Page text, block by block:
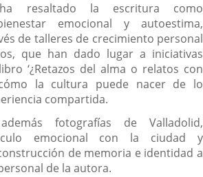
resaltado la escritura como
emocional y autoestima,
de talleres de crecimiento personal
que han dado lugar a iniciativas
‘¿Retazos del alma o relatos con
la cultura puede nacer de lo
compartida.
fotografías de Valladolid,
emocional con la ciudad y
de memoria e identidad a
de la autora.